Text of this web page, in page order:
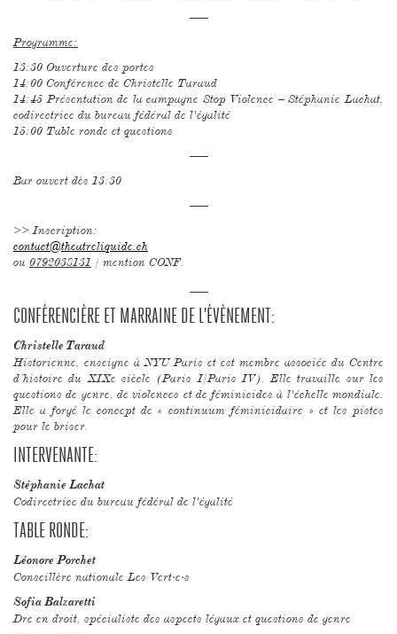
–––
Programme:
13:30 Ouverture des portes
14:00 Conférence de Christelle Taraud
14:45 Présentation de la campagne Stop Violence – Stéphanie Lachat,
codirectrice du bureau fédéral de l'égalité
15:00 Table ronde et questions
–––
Bar ouvert dès 13:30
–––
>> Inscription:
contact@theatreliquide.ch
ou 0792038131 / mention CONF.
CONFÉRENCIÈRE ET MARRAINE DE L’ÉVÈNEMENT:
Christelle Taraud
Historienne, enseigne à NYU Paris et est membre associée du Centre
d’histoire du XIXe siècle (Paris I/Paris IV). Elle travaille sur les
questions de genre, de violences et de féminicides à l'échelle mondiale.
Elle a forgé le concept de « continuum féminicidaire » et les pistes
pour le briser.
INTERVENANTE:
Stéphanie Lachat
Codirectrice du bureau fédéral de l'égalité
TABLE RONDE:
Léonore Porchet
Conseillère nationale Les Vert·e·s
Sofia Balzaretti
Dre en droit, spécialiste des aspects légaux et questions de genre